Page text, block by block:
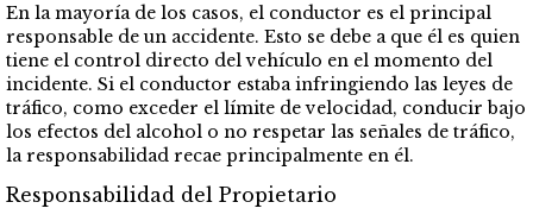
En la mayoría de los casos, el conductor es el principal
responsable de un accidente. Esto se debe a que él es quien
tiene el control directo del vehículo en el momento del
incidente. Si el conductor estaba infringiendo las leyes de
tráfico, como exceder el límite de velocidad, conducir bajo
los efectos del alcohol o no respetar las señales de tráfico,
la responsabilidad recae principalmente en él.
Responsabilidad del Propietario